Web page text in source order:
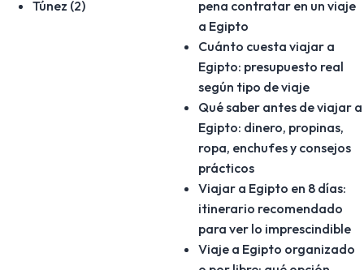
Túnez (2)
pena contratar en un viaje
a Egipto
Cuánto cuesta viajar a
Egipto: presupuesto real
según tipo de viaje
Qué saber antes de viajar a
Egipto: dinero, propinas,
ropa, enchufes y consejos
prácticos
Viajar a Egipto en 8 días:
itinerario recomendado
para ver lo imprescindible
Viaje a Egipto organizado